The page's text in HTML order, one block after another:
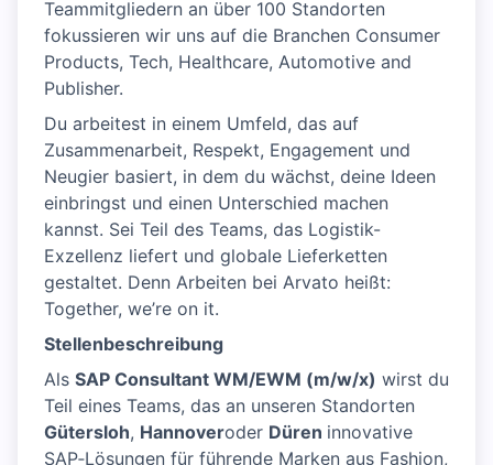
Teammitgliedern an über 100 Standorten
fokussieren wir uns auf die Branchen Consumer
Products, Tech, Healthcare, Automotive and
Publisher.
Du arbeitest in einem Umfeld, das auf
Zusammenarbeit, Respekt, Engagement und
Neugier basiert, in dem du wächst, deine Ideen
einbringst und einen Unterschied machen
kannst. Sei Teil des Teams, das Logistik-
Exzellenz liefert und globale Lieferketten
gestaltet. Denn Arbeiten bei Arvato heißt:
Together, we’re on it.
Stellenbeschreibung
Als SAP Consultant WM/EWM (m/w/x) wirst du
Teil eines Teams, das an unseren Standorten
Gütersloh, Hannoveroder Düren innovative
SAP‑Lösungen für führende Marken aus Fashion,